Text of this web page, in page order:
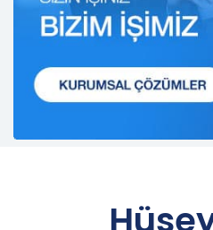
3. Belirli, Açık ve Meşru
Danışmanlık Hizmetleri
amaçla işleneceğini
4. İşlendikleri Amaçla